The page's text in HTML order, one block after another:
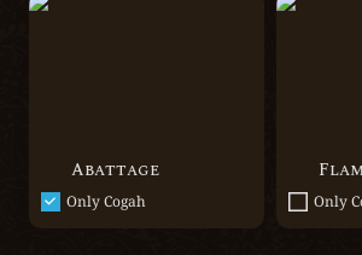
Abattage
Only Cogah Only